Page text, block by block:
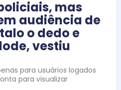
mas
audiência de
o dedo e
vestiu
para usuários logados
para visualizar